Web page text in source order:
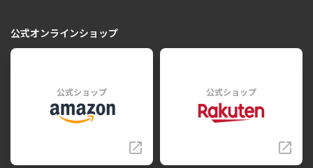
公式オンラインショップ
公式ショップ 公式ショップ